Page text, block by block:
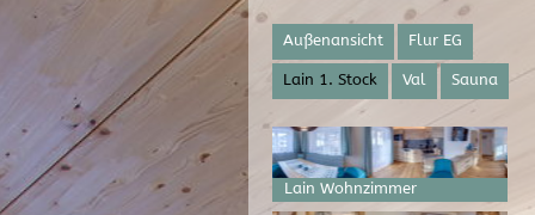
Außenansicht Flur EG
Lain 1. Stock Val Sauna
Lain Wohnzimmer